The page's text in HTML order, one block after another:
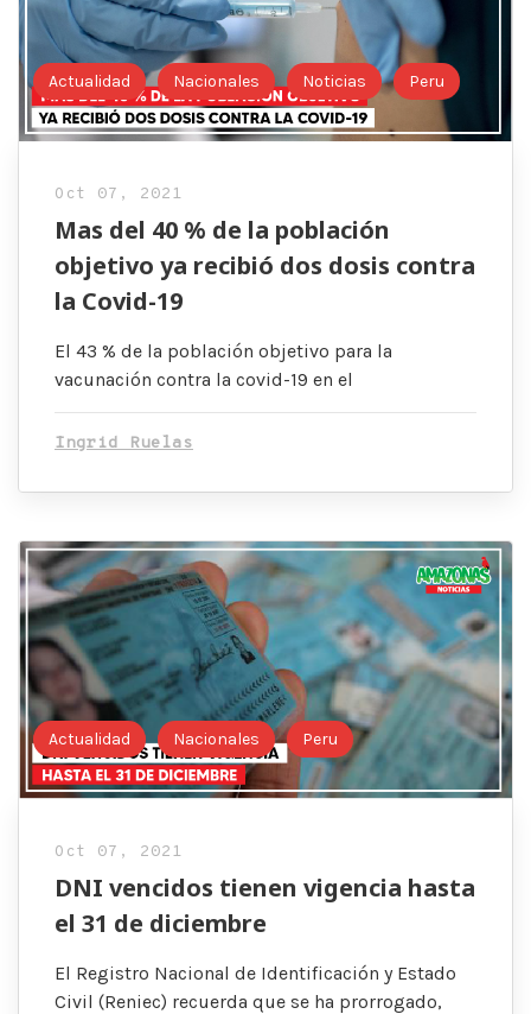
Actualidad Nacionales Noticias Peru
Oct 07, 2021
Mas del 40 % de la población
objetivo ya recibió dos dosis contra
la Covid-19
El 43 % de la población objetivo para la
vacunación contra la covid-19 en el
Ingrid Ruelas
Actualidad Nacionales Peru
Oct 07, 2021
DNI vencidos tienen vigencia hasta
el 31 de diciembre
El Registro Nacional de Identificación y Estado
Civil (Reniec) recuerda que se ha prorrogado,